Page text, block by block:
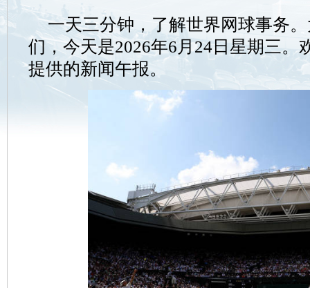
一天三分钟，了解世界网球事务
们，今天是2026年6月24日星期三。
提供的新闻午报。